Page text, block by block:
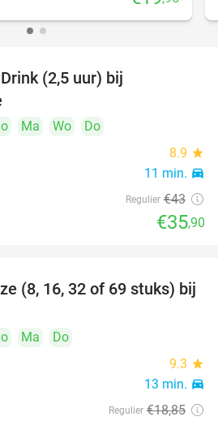
(2,5 uur) bij
Ma Wo
Do
8.9 star
11 min. directions_car
Regulier €43
€35,90
53%
(8, 16, 32 of 69 stuks) bij
Ma
Do
9.3 star
13 min. directions_car
Regulier €18,85